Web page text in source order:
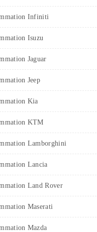
Infiniti
Isuzu
Jaguar
Jeep
Kia
KTM
Lamborghini
Lancia
Land Rover
Maserati
Mazda